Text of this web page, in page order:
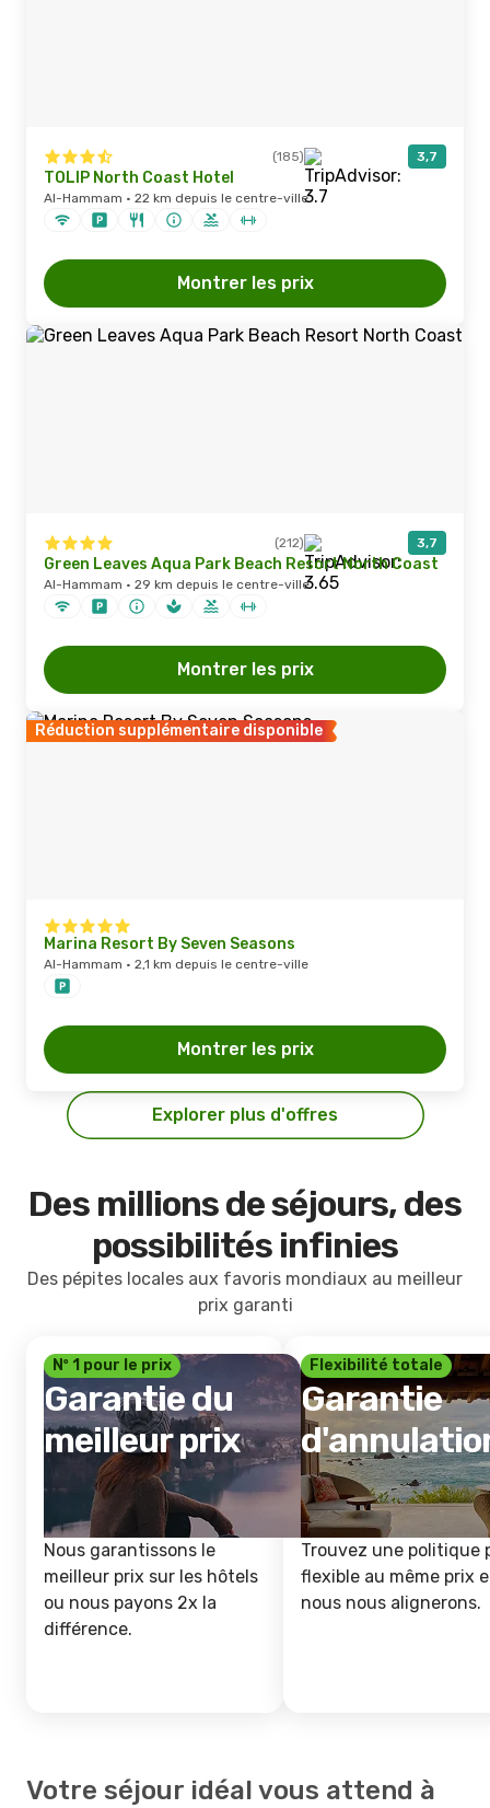
(185) 3,7
TOLIP North Coast Hotel
Al-Hammam · 22 km depuis le centre-ville
Montrer les prix
(212) 3,7
Green Leaves Aqua Park Beach Resort North Coast
Al-Hammam · 29 km depuis le centre-ville
Montrer les prix
Réduction supplémentaire disponible
Marina Resort By Seven Seasons
Al-Hammam · 2,1 km depuis le centre-ville
Montrer les prix
Explorer plus d'offres
Des millions de séjours, des
possibilités infinies
Des pépites locales aux favoris mondiaux au meilleur
prix garanti
Nº 1 pour le prix
Garantie du
meilleur prix
Nous garantissons le
meilleur prix sur les hôtels
ou nous payons 2x la
différence.
Flexibilité totale
Garantie
Trouvez une politique
flexible au même prix
nous nous alignerons.
Votre séjour idéal vous attend à